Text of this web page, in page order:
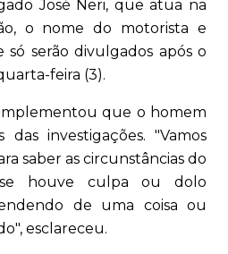
José Neri, que atua na
o nome do motorista e
serão divulgados após o
feira (3).
que o homem
das investigações. "Vamos
saber as circunstâncias do
houve culpa ou dolo
de uma coisa ou
esclareceu.